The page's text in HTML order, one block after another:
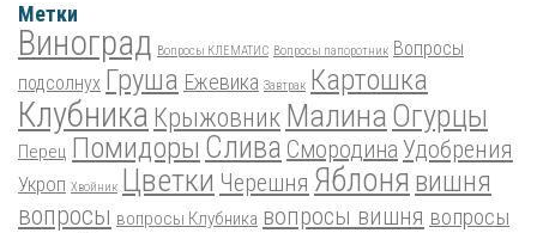
Метки
Виноград Вопросы КЛЕМАТИС Вопросы папоротник Вопросы
подсолнух Груша Ежевика Завтрак Картошка
Клубника Крыжовник Малина Огурцы
Перец Помидоры Слива Смородина Удобрения
Укроп Хвойник Цветки Черешня Яблоня вишня
вопросы вопросы Клубника вопросы вишня вопросы